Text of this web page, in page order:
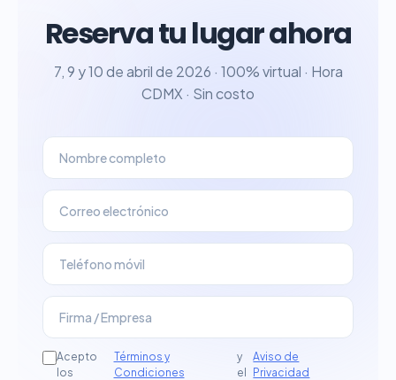
Reserva tu lugar ahora
7, 9 y 10 de abril de 2026 · 100% virtual · Hora
CDMX · Sin costo
Acepto
los
Términos y
Condiciones
y
el
Aviso de
Privacidad